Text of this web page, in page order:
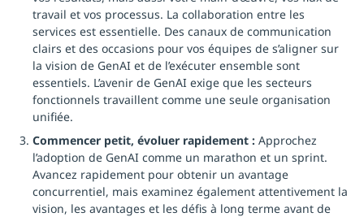
travail et vos processus. La collaboration entre les
services est essentielle. Des canaux de communication
clairs et des occasions pour vos équipes de s’aligner sur
la vision de GenAI et de l’exécuter ensemble sont
essentiels. L’avenir de GenAI exige que les secteurs
fonctionnels travaillent comme une seule organisation
unifiée.
Commencer petit, évoluer rapidement : Approchez
l’adoption de GenAI comme un marathon et un sprint.
Avancez rapidement pour obtenir un avantage
concurrentiel, mais examinez également attentivement la
vision, les avantages et les défis à long terme avant de